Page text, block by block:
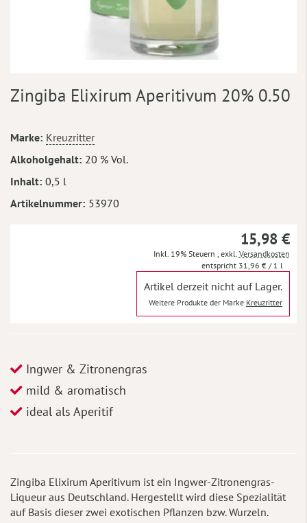
Anfang
springen
Zingiba Elixirum Aperitivum 20% 0.50
Mehr
Informationen
Marke Kreuzritter
Alkoholgehalt 20 % Vol.
Inhalt 0,5 l
Artikelnummer 53970
15,98 €
Inkl. 19% Steuern exkl. Versandkosten
31,96 € / 1 l
Artikel derzeit nicht auf Lager.
Weitere Produkte der Marke Kreuzritter
Ingwer & Zitronengras
mild & aromatisch
ideal als Aperitif
Zingiba Elixirum Aperitivum ist ein Ingwer-Zitronengras-
Liqueur aus Deutschland. Hergestellt wird diese Spezialität
auf Basis dieser zwei exotischen Pflanzen bzw. Wurzeln.